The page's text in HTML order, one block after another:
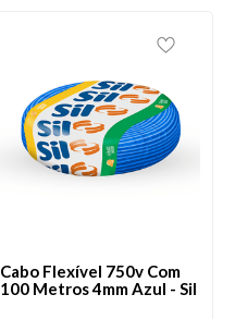
Cabo Flexível 750v Com
100 Metros 4mm Azul - Sil